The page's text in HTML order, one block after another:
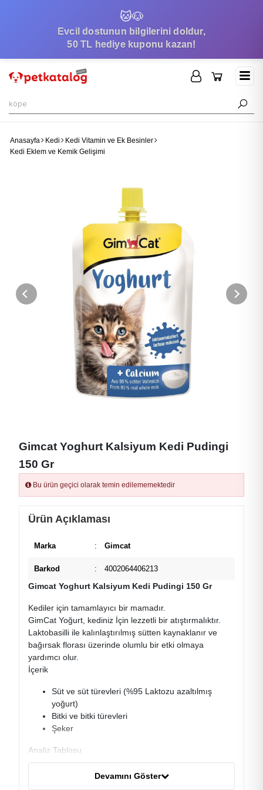
🐱🐶
Evcil dostunun bilgilerini doldur,
50 TL hediye kuponu kazan!
Anasayfa Kedi
Kedi Vitamin ve Ek Besinler
Kedi Eklem ve Kemik Gelişimi
Gimcat Yoghurt Kalsiyum Kedi Pudingi
150 Gr
Bu ürün geçici olarak temin edilememektedir
Ürün Açıklaması
Marka : Gimcat
Barkod : 4002064406213
Gimcat Yoghurt Kalsiyum Kedi Pudingi 150 Gr
Kediler için tamamlayıcı bir mamadır.
GimCat Yoğurt, kediniz İçin lezzetli bir atıştırmalıktır.
Laktobasilli ile kalınlaştırılmış sütten kaynaklanır ve
bağırsak florası üzerinde olumlu bir etki olmaya
yardımcı olur.
İçerik
Süt ve süt türevleri (%95 Laktozu azaltılmış
yoğurt)
Bitki ve bitki türevleri
Şeker
Analiz Tablosu
Protein %3,00Devamını Göster